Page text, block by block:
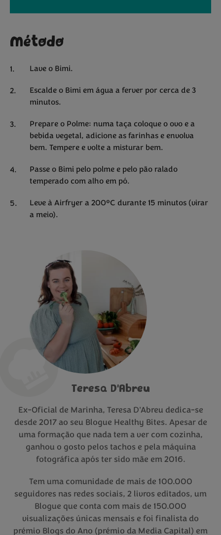
Método
Lave o Bimi.
Escalde o Bimi em água a ferver por cerca de 3
minutos.
Prepare o Polme: numa taça coloque o ovo e a
bebida vegetal, adicione as farinhas e envolva
bem. Tempere e volte a misturar bem.
Passe o Bimi pelo polme e pelo pão ralado
temperado com alho em pó.
Leve à Airfryer a 200ºC durante 15 minutos (virar
a meio).
Teresa D'Abreu
Ex-Oficial de Marinha, Teresa D'Abreu dedica-se
desde 2017 ao seu Blogue Healthy Bites. Apesar de
uma formação que nada tem a ver com cozinha,
ganhou o gosto pelos tachos e pela máquina
fotográfica após ter sido mãe em 2016.
Tem uma comunidade de mais de 100.000
seguidores nas redes sociais, 2 livros editados, um
Blogue que conta com mais de 150.000
visualizações únicas mensais e foi finalista do
prémio Blogs do Ano (prémio da Media Capital) em